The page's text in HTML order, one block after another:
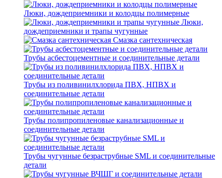
Люки, дождеприемники и колодцы полимерные
Люки,
дождеприемники и трапы чугунные
Смазка сантехническая
Трубы асбестоцементные и соединительные детали
Трубы из поливинилхлорида ПВХ, НПВХ и
соединительные детали
Трубы полипропиленовые канализационные и
соединительные детали
Трубы чугунные безраструбные SML и соединительные
детали